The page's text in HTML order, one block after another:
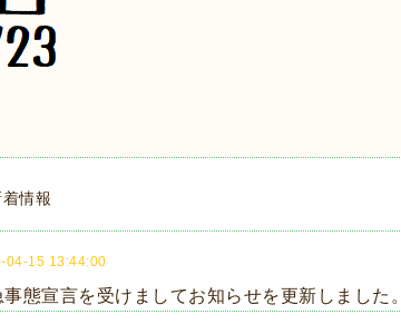
着情報
04-15 13:44:00
事態宣言を受けましてお知らせを更新しました。